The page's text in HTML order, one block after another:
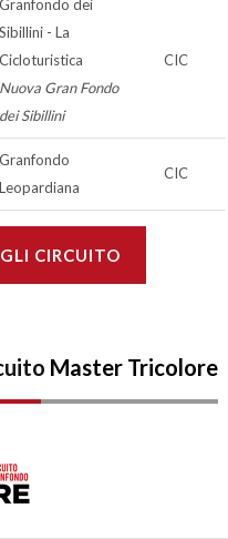
Granfondo dei
Sibillini - La
Cicloturistica
Nuova Gran Fondo
dei Sibillini
CIC
Granfondo
Leopardiana
CIC
CIRCUITO
Master Tricolore